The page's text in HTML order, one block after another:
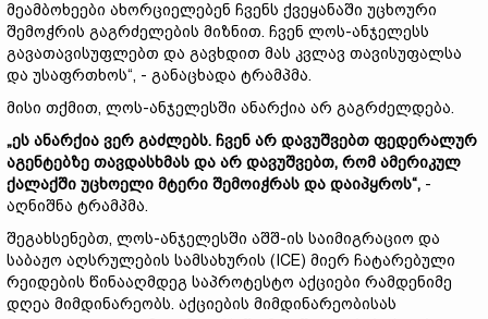
მეამბოხეები ახორციელებენ ჩვენს ქვეყანაში უცხოური
შემოჭრის გაგრძელების მიზნით. ჩვენ ლოს-ანჯელესს
გავათავისუფლებთ და გავხდით მას კვლავ თავისუფალსა
და უსაფრთხოს“, - განაცხადა ტრამპმა.
მისი თქმით, ლოს-ანჯელესში ანარქია არ გაგრძელდება.
„ეს ანარქია ვერ გაძლებს. ჩვენ არ დავუშვებთ ფედერალურ
აგენტებზე თავდასხმას და არ დავუშვებთ, რომ ამერიკულ
ქალაქში უცხოელი მტერი შემოიჭრას და დაიპყროს“, -
აღნიშნა ტრამპმა.
შეგახსენებთ, ლოს-ანჯელესში აშშ-ის საიმიგრაციო და
საბაჟო აღსრულების სამსახურის (ICE) მიერ ჩატარებული
რეიდების წინააღმდეგ საპროტესტო აქციები რამდენიმე
დღეა მიმდინარეობს. აქციების მიმდინარეობისას